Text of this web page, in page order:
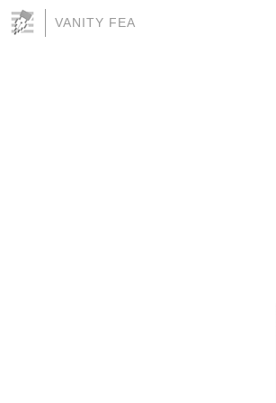
VANITY FEA